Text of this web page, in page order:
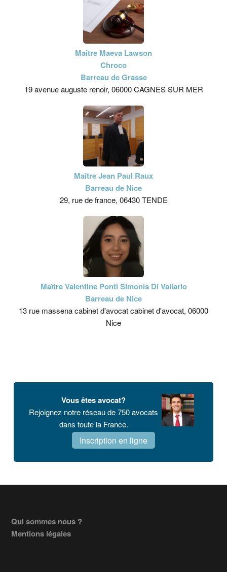
Maître Maeva Lawson
Chroco
Barreau de Grasse
19 avenue auguste renoir, 06000 CAGNES SUR MER
Maître Jean Paul Raux
Barreau de Nice
29, rue de france, 06430 TENDE
Maître Valentine Ponti Simonis Di Vallario
Barreau de Nice
13 rue massena cabinet d'avocat cabinet d'avocat, 06000
Nice
Vous êtes avocat?
Rejoignez notre réseau de 750 avocats
dans toute la France.
Inscription en ligne
Footer
Qui sommes nous ?
Mentions légales